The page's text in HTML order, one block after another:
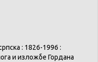
: 1826-1996 :
и изложбе Гордана